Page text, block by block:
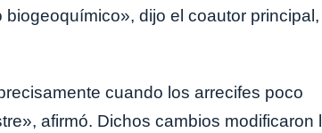
dijo el coautor principal,
cuando los arrecifes poco
afirmó. Dichos cambios modificaron